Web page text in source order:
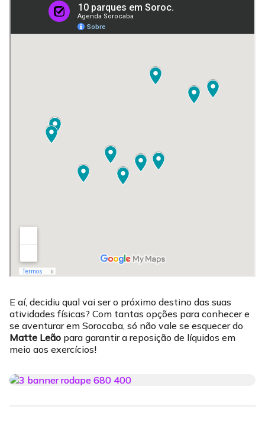
E aí, decidiu qual vai ser o próximo destino das suas
atividades físicas? Com tantas opções para conhecer e
se aventurar em Sorocaba, só não vale se esquecer do
Matte Leão para garantir a reposição de líquidos em
meio aos exercícios!